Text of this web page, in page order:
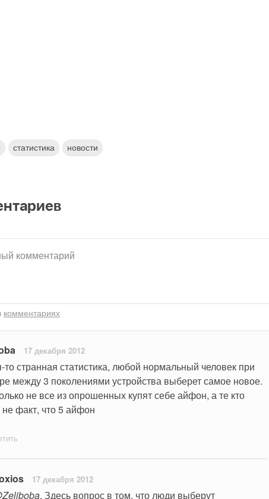
статистика новости
комментариях
17 декабря 2012
то странная статистика, любой нормальный человек при
между 3 поколениями устройства выберет самое новое.
не все из опрошенных купят себе айфон, а те кто
не факт, что 5 айфон
17 декабря 2012
, Здесь вопрос в том, что люди выберут